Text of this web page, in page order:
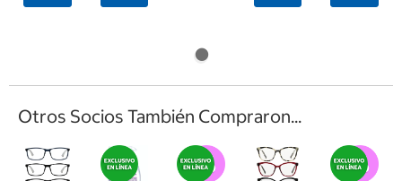
Otros Socios También Compraron...